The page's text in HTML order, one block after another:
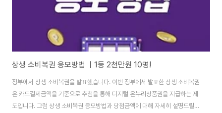
상생 소비복권 응모방법 ㅣ1등 2천만원 10명!
정부에서 상생 소비복권을 발표했습니다. 이번 정부에서 발표한 상생 소비복권
은 카드결제금액을 기준으로 추첨을 통해 디지털 온누리상품권을 지급하는 제
도입니다. 그럼 상생 소비복권 응모방법과 당첨금액에 대해 자세히 설명드릴게